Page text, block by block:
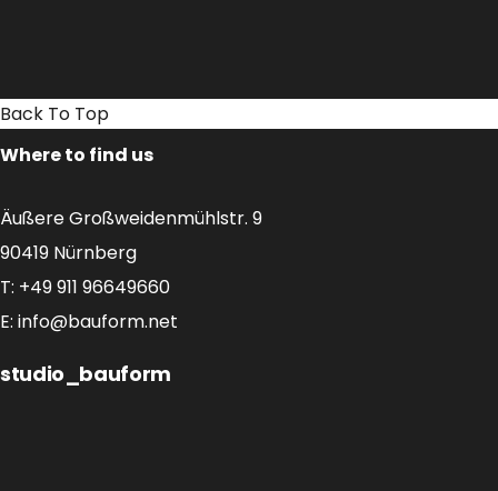
Back To Top
Where to find us
Äußere Großweidenmühlstr. 9
90419 Nürnberg
T: +49 911 96649660
E: info@bauform.net
studio_bauform